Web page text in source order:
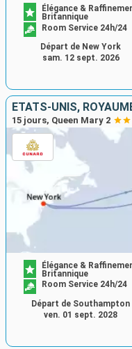
Élégance &
Britannique
Room Service 24h/24
Départ de New York
sam. 12 sept. 2026
ÉTATS-UNIS,
15 jours, Queen Mary 2
Élégance &
Britannique
Room Service 24h/24
Départ de Southampton
ven. 01 sept. 2028